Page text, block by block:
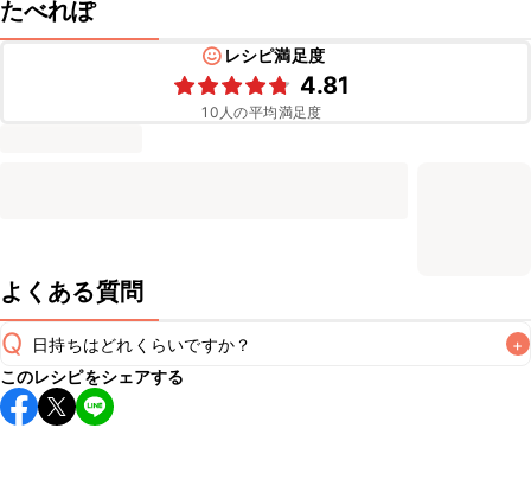
たべれぽ
レシピ満足度
4.81
10 人の平均満足度
よくある質問
Q 日持ちはどれくらいですか？ +
保存期間は常温で翌日中が目安です。なるべくお早めにお召
し上がりください。
このレシピをシェアする